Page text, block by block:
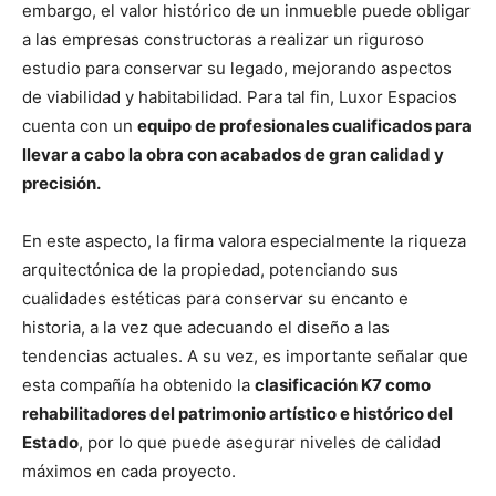
embargo, el valor histórico de un inmueble puede obligar
a las empresas constructoras a realizar un riguroso
estudio para conservar su legado, mejorando aspectos
de viabilidad y habitabilidad. Para tal fin, Luxor Espacios
cuenta con un equipo de profesionales cualificados para
llevar a cabo la obra con acabados de gran calidad y
precisión.
En este aspecto, la firma valora especialmente la riqueza
arquitectónica de la propiedad, potenciando sus
cualidades estéticas para conservar su encanto e
historia, a la vez que adecuando el diseño a las
tendencias actuales. A su vez, es importante señalar que
esta compañía ha obtenido la clasificación K7 como
rehabilitadores del patrimonio artístico e histórico del
Estado, por lo que puede asegurar niveles de calidad
máximos en cada proyecto.